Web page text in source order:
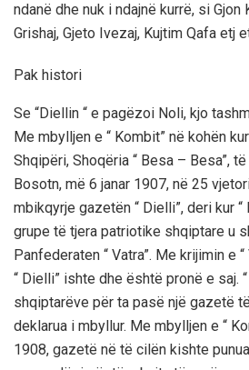
ndanë dhe nuk i ndajnë kurrë, si
Grishaj, Gjeto Ivezaj, Kujtim Qafa etj
Pak histori
Se “Diellin “ e pagëzoi Noli, kjo
Me mbylljen e “ Kombit” në kohën
Shqipëri, Shoqëria “ Besa – Besa”,
Bosotn, më 6 janar 1907, në 25
mbikqyrje gazetën “ Dielli”, deri kur “
grupe të tjera patriotike shqiptare u
Panfederaten “ Vatra”. Me krijimin e
“ Dielli” ishte dhe është pronë e saj.
shqiptarëve për ta pasë një gazetë
deklarua i mbyllur. Me mbylljen e “
1908, gazetë në të cilën kishte